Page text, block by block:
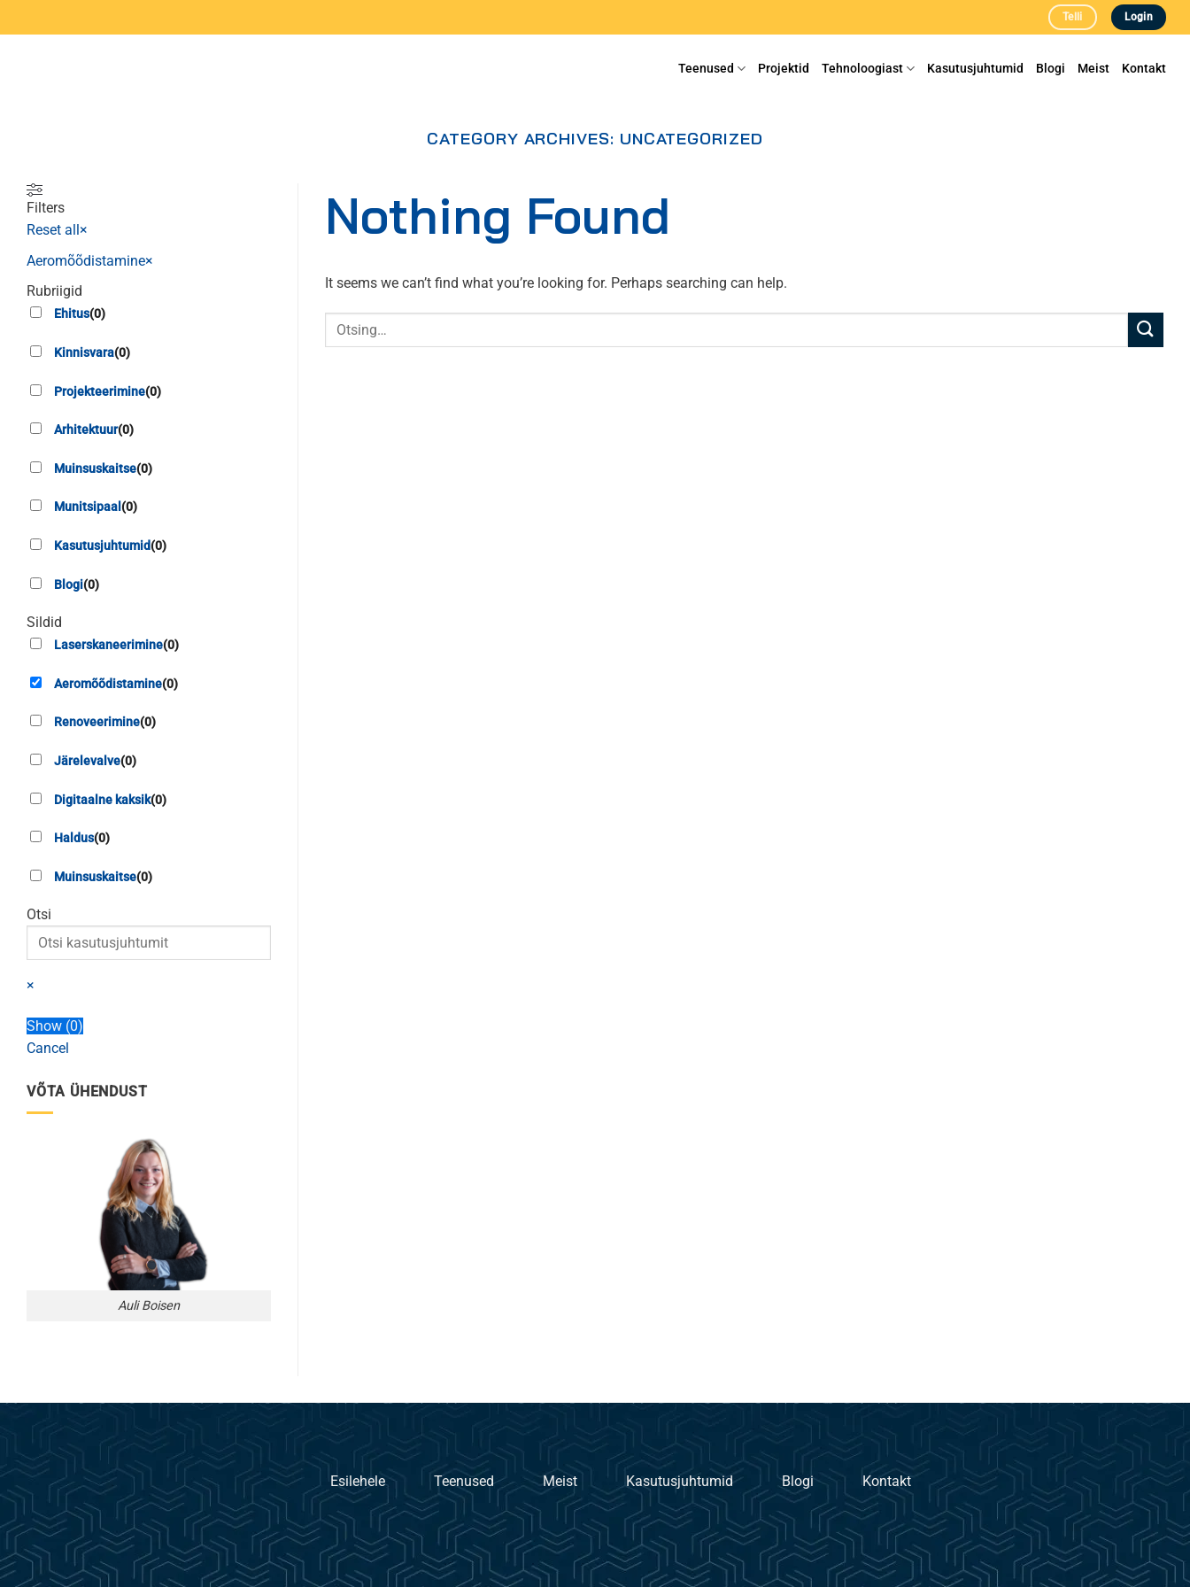
to
Telli Login
Teenused Projektid Tehnoloogiast Kasutusjuhtumid Blogi Meist Kontakt
CATEGORY ARCHIVES: UNCATEGORIZED
Filters
Reset all ×
Aeromõõdistamine×
Rubriigid
Ehitus(0)
Kinnisvara(0)
Projekteerimine(0)
Arhitektuur(0)
Muinsuskaitse(0)
Munitsipaal(0)
Kasutusjuhtumid(0)
Blogi(0)
Sildid
Laserskaneerimine(0)
Aeromõõdistamine(0)
Renoveerimine(0)
Järelevalve(0)
Digitaalne kaksik(0)
Haldus(0)
Muinsuskaitse(0)
Otsi
Search
×
Show (0)
Cancel
VÕTA ÜHENDUST
Auli Boisen
Nothing Found
It seems we can’t find what you’re looking for. Perhaps searching can help.
Esilehele Teenused Meist Kasutusjuhtumid Blogi Kontakt